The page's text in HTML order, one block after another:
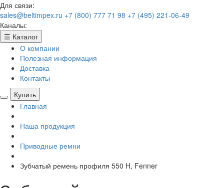
Для связи:
sales@beltimpex.ru +7 (800) 777 71 98 +7 (495) 221-06-49
Каналы:
☰ Каталог
О компании
Полезная информация
Доставка
Контакты
Купить
Главная
Наша продукция
Приводные ремни
Зубчатый ремень профиля 550 H, Fenner